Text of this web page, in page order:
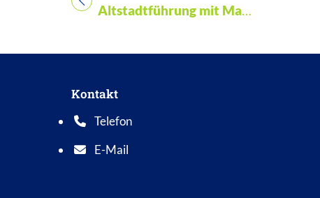
Titel für Veranstaltung
Altstadtführung mit Margaretha von Waldeck
Kontakt
Telefon
Telefonnummer: 0 5 6 2 1 7 0 1 0
E-Mail
E-Mail Adresse: info@bad-wildungen.de